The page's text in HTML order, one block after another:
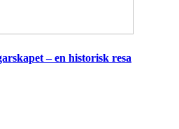
– en historisk resa